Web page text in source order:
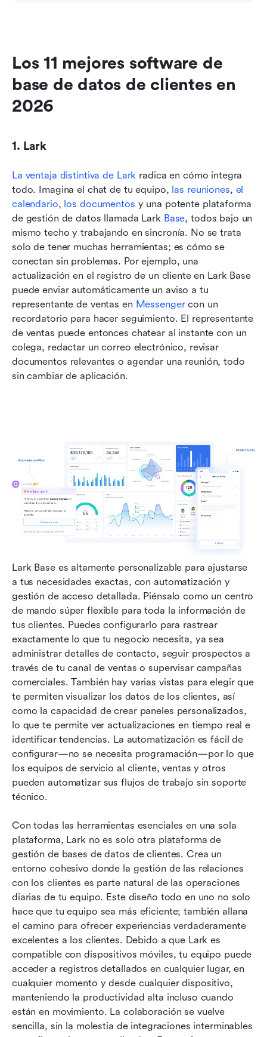
Los 11 mejores software de
base de datos de clientes en
2026
1. Lark
La ventaja distintiva de Lark radica en cómo integra
todo. Imagina el chat de tu equipo, las reuniones, el
calendario, los documentos y una potente plataforma
de gestión de datos llamada Lark Base, todos bajo un
mismo techo y trabajando en sincronía. No se trata
solo de tener muchas herramientas; es cómo se
conectan sin problemas. Por ejemplo, una
actualización en el registro de un cliente en Lark Base
puede enviar automáticamente un aviso a tu
representante de ventas en Messenger con un
recordatorio para hacer seguimiento. El representante
de ventas puede entonces chatear al instante con un
colega, redactar un correo electrónico, revisar
documentos relevantes o agendar una reunión, todo
sin cambiar de aplicación.
Lark Base es altamente personalizable para ajustarse
a tus necesidades exactas, con automatización y
gestión de acceso detallada. Piénsalo como un centro
de mando súper flexible para toda la información de
tus clientes. Puedes configurarlo para rastrear
exactamente lo que tu negocio necesita, ya sea
administrar detalles de contacto, seguir prospectos a
través de tu canal de ventas o supervisar campañas
comerciales. También hay varias vistas para elegir que
te permiten visualizar los datos de los clientes, así
como la capacidad de crear paneles personalizados,
lo que te permite ver actualizaciones en tiempo real e
identificar tendencias. La automatización es fácil de
configurar—no se necesita programación—por lo que
los equipos de servicio al cliente, ventas y otros
pueden automatizar sus flujos de trabajo sin soporte
técnico.
Con todas las herramientas esenciales en una sola
plataforma, Lark no es solo otra plataforma de
gestión de bases de datos de clientes. Crea un
entorno cohesivo donde la gestión de las relaciones
con los clientes es parte natural de las operaciones
diarias de tu equipo. Este diseño todo en uno no solo
hace que tu equipo sea más eficiente; también allana
el camino para ofrecer experiencias verdaderamente
excelentes a los clientes. Debido a que Lark es
compatible con dispositivos móviles, tu equipo puede
acceder a registros detallados en cualquier lugar, en
cualquier momento y desde cualquier dispositivo,
manteniendo la productividad alta incluso cuando
están en movimiento. La colaboración se vuelve
sencilla, sin la molestia de integraciones interminables